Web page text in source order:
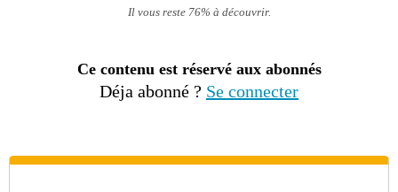
Il vous reste 76% à découvrir.
Ce contenu est réservé aux abonnés
Déja abonné ? Se connecter